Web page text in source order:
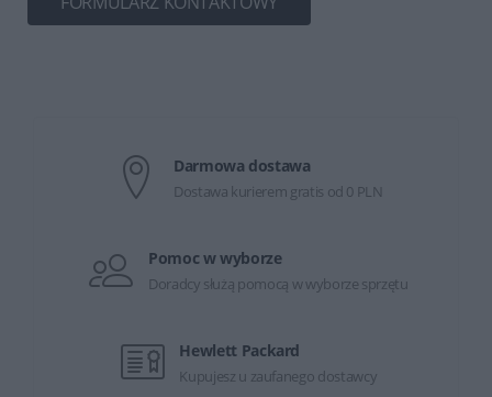
Darmowa dostawa
Dostawa kurierem gratis od 0 PLN
Pomoc w wyborze
Doradcy służą pomocą w wyborze sprzętu
Hewlett Packard
Kupujesz u zaufanego dostawcy